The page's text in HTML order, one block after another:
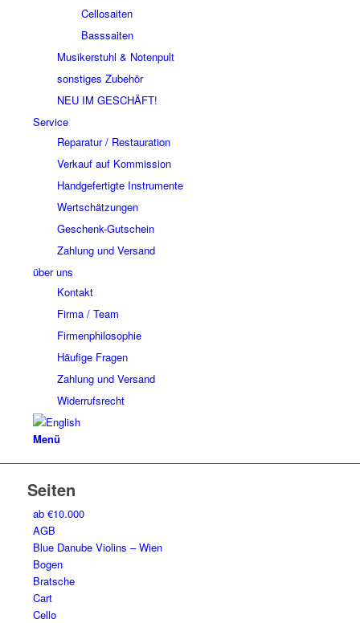
Cellosaiten
Basssaiten
Musikerstuhl & Notenpult
sonstiges Zubehör
NEU IM GESCHÄFT!
Service
Reparatur / Restauration
Verkauf auf Kommission
Handgefertigte Instrumente
Wertschätzungen
Geschenk-Gutschein
Zahlung und Versand
über uns
Kontakt
Firma / Team
Firmenphilosophie
Häufige Fragen
Zahlung und Versand
Widerrufsrecht
Menü
Seiten
ab €10.000
AGB
Blue Danube Violins – Wien
Bogen
Bratsche
Cart
Cello